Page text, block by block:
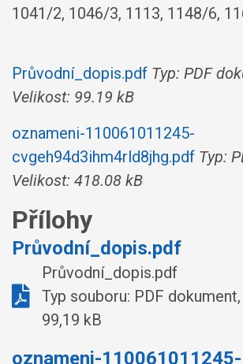
1041/2, 1046/3, 1113, 1148/6,
Průvodní_dopis.pdf Typ: PDF
Velikost: 99.19 kB
oznameni-110061011245-
cvgeh94d3ihm4rld8jhg.pdf Typ:
Velikost: 418.08 kB
Přílohy
Průvodní_dopis.pdf
Průvodní_dopis.pdf
Typ souboru: PDF
99,19 kB
oznameni-110061011245-